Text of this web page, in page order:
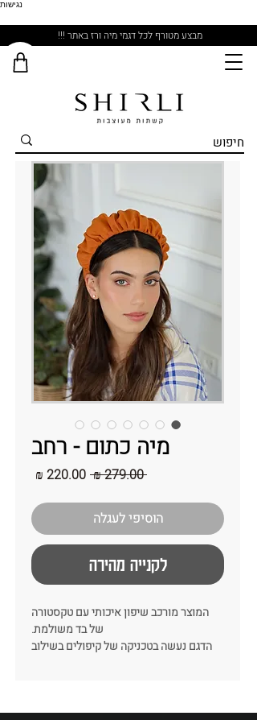
נגישות
מבצע מטורף לכל דגמי מיה ורז באתר !!!
מיה כתום - רחב
‏279.00 ‏₪
מחיר
הוסיפי לעגלה
לקנייה מהירה
המוצר מורכב שיפון איכותי עם טקסטורה
של בד משולמת.
הדגם נעשה בטכניקה של קיפולים בשילוב
רוחב: 8-9 ס״מ